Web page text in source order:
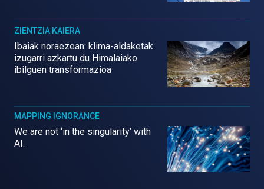
ZIENTZIA KAIERA
Ibaiak noraezean: klima-aldaketak
izugarri azkartu du Himalaiako
ibilguen transformazioa
MAPPING IGNORANCE
We are not ‘in the singularity’ with
AI.